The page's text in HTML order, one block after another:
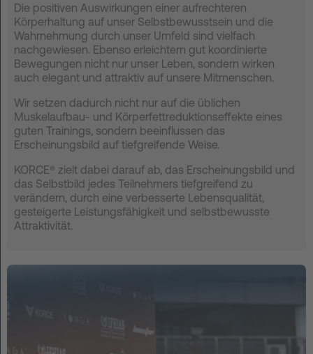
Die positiven Auswirkungen einer aufrechteren
Körperhaltung auf unser Selbstbewusstsein und die
Wahrnehmung durch unser Umfeld sind vielfach
nachgewiesen. Ebenso erleichtern gut koordinierte
Bewegungen nicht nur unser Leben, sondern wirken
auch elegant und attraktiv auf unsere Mitmenschen.
Wir setzen dadurch nicht nur auf die üblichen
Muskelaufbau- und Körperfettreduktionseffekte eines
guten Trainings, sondern beeinflussen das
Erscheinungsbild auf tiefgreifende Weise.
KORCE® zielt dabei darauf ab, das Erscheinungsbild und
das Selbstbild jedes Teilnehmers tiefgreifend zu
verändern, durch eine verbesserte Lebensqualität,
gesteigerte Leistungsfähigkeit und selbstbewusste
Attraktivität.